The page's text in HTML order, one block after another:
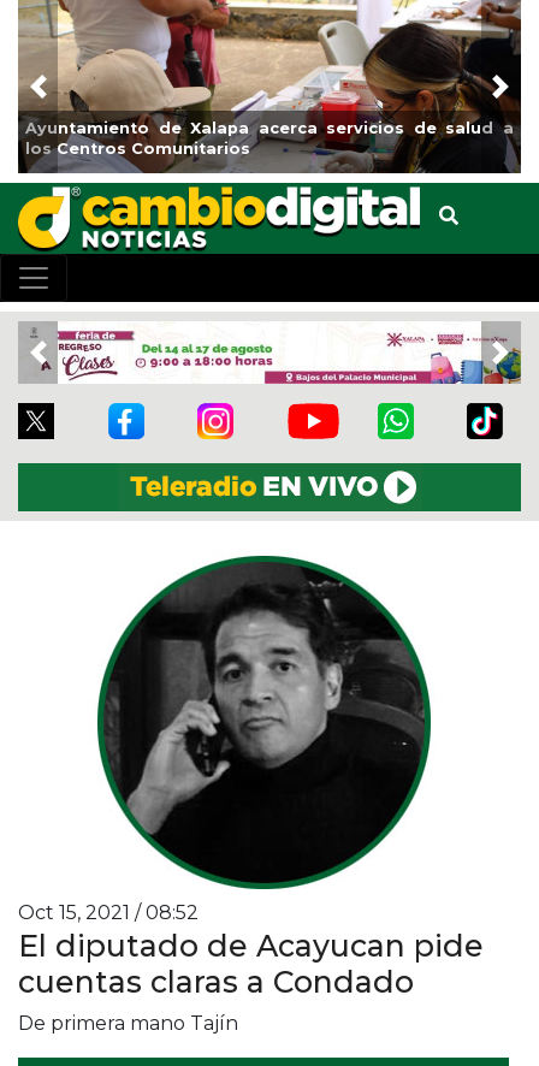
a
Municipio arrancará primera etapa de rehabilitación en
el boulevard 5 de febrero
Previous
Previous
Oct 15, 2021 / 08:52
El diputado de Acayucan pide
cuentas claras a Condado
De primera mano Tajín